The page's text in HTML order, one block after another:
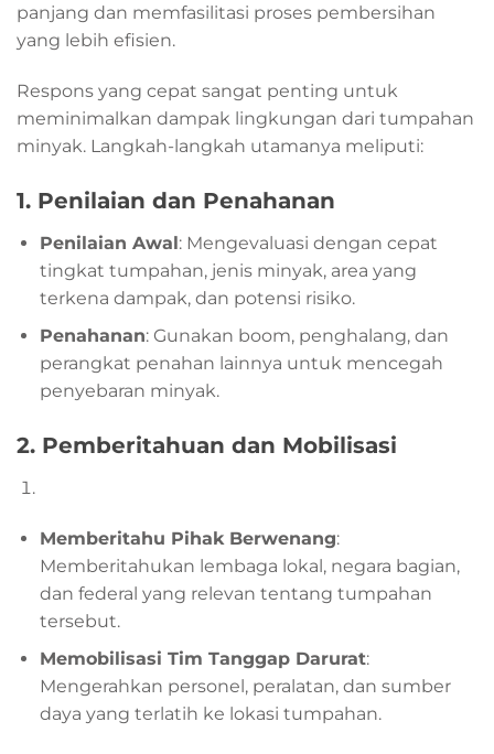
panjang dan memfasilitasi proses pembersihan
yang lebih efisien.
Respons yang cepat sangat penting untuk
meminimalkan dampak lingkungan dari tumpahan
minyak. Langkah-langkah utamanya meliputi:
1. Penilaian dan Penahanan
Penilaian Awal: Mengevaluasi dengan cepat
tingkat tumpahan, jenis minyak, area yang
terkena dampak, dan potensi risiko.
Penahanan: Gunakan boom, penghalang, dan
perangkat penahan lainnya untuk mencegah
penyebaran minyak.
2. Pemberitahuan dan Mobilisasi
Memberitahu Pihak Berwenang:
Memberitahukan lembaga lokal, negara bagian,
dan federal yang relevan tentang tumpahan
tersebut.
Memobilisasi Tim Tanggap Darurat:
Mengerahkan personel, peralatan, dan sumber
daya yang terlatih ke lokasi tumpahan.